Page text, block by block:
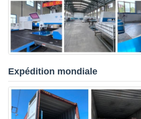
Expédition mondiale